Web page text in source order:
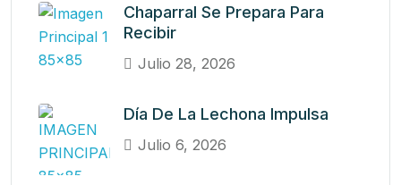
Chaparral Se Prepara Para
Recibir
Julio 28, 2026
Día De La Lechona Impulsa
Julio 6, 2026